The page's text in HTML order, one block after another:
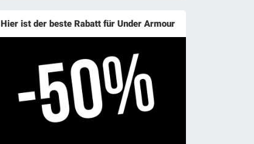
Hier ist der beste Rabatt für Under Armour